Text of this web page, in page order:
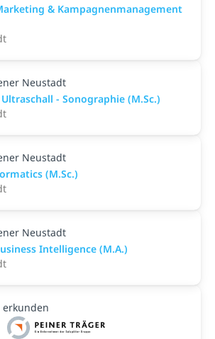
& Kampagnenmanagement
Neustadt
- Sonographie (M.Sc.)
Neustadt
(M.Sc.)
Neustadt
Intelligence (M.A.)